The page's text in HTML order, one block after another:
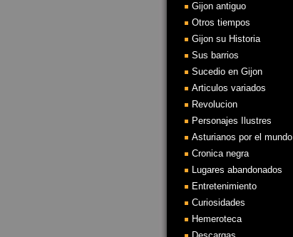
Gijon antiguo
Otros tiempos
Gijon su Historia
Sus barrios
Sucedio en Gijon
Articulos variados
Revolucion
Personajes Ilustres
Asturianos por el mundo
Cronica negra
Lugares abandonados
Entretenimiento
Curiosidades
Hemeroteca